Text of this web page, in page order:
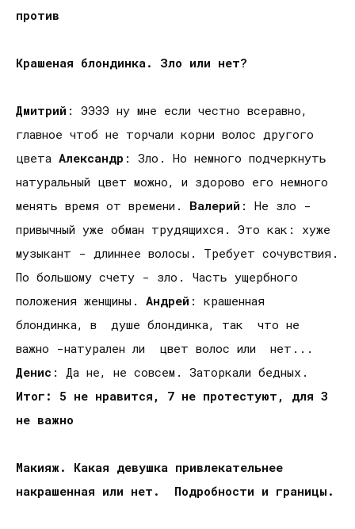
против
Крашеная блондинка. Зло или нет?
Дмитрий : ЭЭЭЭ ну мне если честно всеравно,
главное чтоб не торчали корни волос другого
цвета Александр : Зло. Но немного подчеркнуть
натуральный цвет можно, и здорово его немного
менять время от времени. Валерий : Не зло -
привычный уже обман трудящихся. Это как: хуже
музыкант - длиннее волосы. Требует сочувствия.
По большому счету - зло. Часть ущербного
положения женщины. Андрей : крашенная
блондинка, в душе блондинка, так что не
важно -натурален ли цвет волос или нет...
Денис : Да не, не совсем. Заторкали бедных.
Итог: 5 не нравится, 7 не протестуют, для 3
не важно
Макияж. Какая девушка привлекательнее
накрашенная или нет. Подробности и границы.